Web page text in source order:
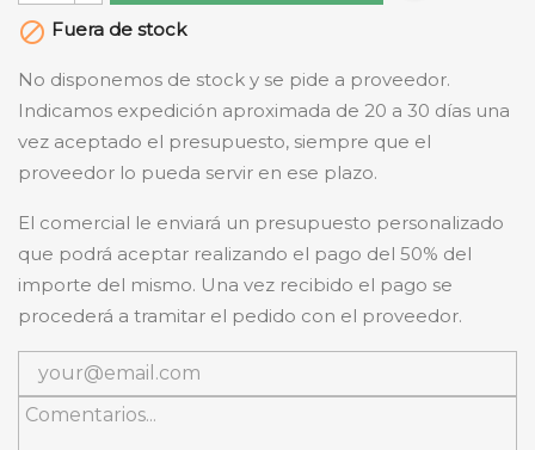
 Fuera de stock
No disponemos de stock y se pide a proveedor.
Indicamos expedición aproximada de 20 a 30 días una
vez aceptado el presupuesto, siempre que el
proveedor lo pueda servir en ese plazo.
El comercial le enviará un presupuesto personalizado
que podrá aceptar realizando el pago del 50% del
importe del mismo. Una vez recibido el pago se
procederá a tramitar el pedido con el proveedor.